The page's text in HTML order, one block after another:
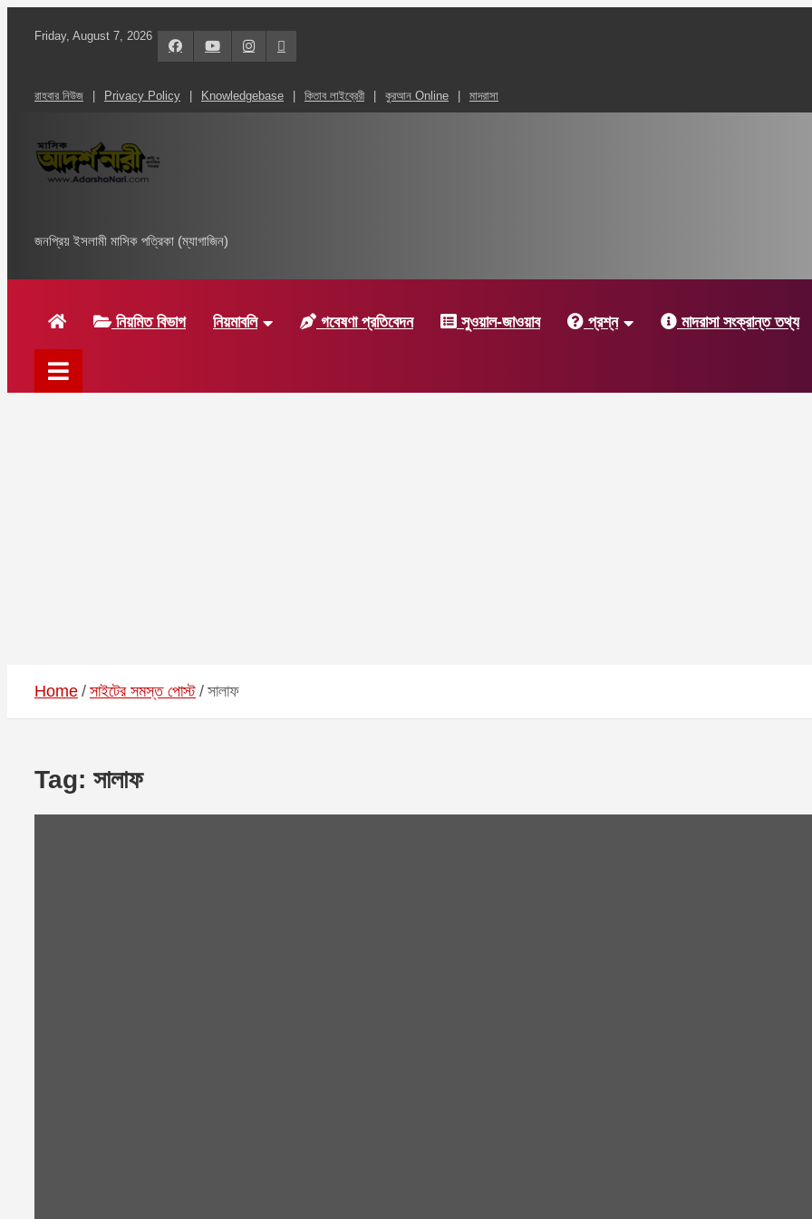
Friday, August 7, 2026
রাহবার নিউজ Privacy Policy Knowledgebase কিতাব লাইব্রেরী কুরআন Online মাদরাসা
জনপ্রিয় ইসলামী মাসিক পত্রিকা (ম্যাগাজিন)
নিয়মিত বিভাগ নিয়মাবলি গবেষণা প্রতিবেদন সুওয়াল-জাওয়াব প্রশ্ন মাদরাসা সংক্রান্ত তথ্য
Home সাইটের সমস্ত পোস্ট সালাফ
Tag: সালাফ